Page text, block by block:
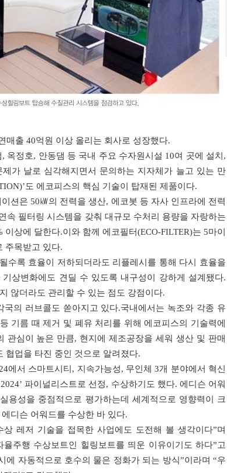
매출 40억원 이상 올리는 회사로 성장했다.
옥정호, 안동댐 등 국내 주요 수자원시설 10여 곳에 설치,
가 날로 심각해지면서 문의하는 지자체가 늘고 있는 만
도 에코피스의 핵심 기술이 탑재된 제품이다.
션은 50㎾의 전력을 생산, 에코봇 등 자사 인프라에 전력
속 필터링 시스템을 갖춰 대규모 수처리 용량을 자랑하는
상에 달한다.이와 함께 에코필터(ECO-FILTER)는 5마이
주목받고 있다.
수록 효율이 저하되더라도 리플레시를 통해 다시 효율을
상변화에도 견딜 수 있도록 내구성이 강하게 설계됐다.
않더라도 관리할 수 있는 점도 강점이다.
의 러브콜도 쏟아지고 있다.국내에서는 녹조와 각종 유
기름 때 제거 및 폐유 처리를 위해 에코피스의 기술력에
관심이 높은 만큼, 현지에 제조공장을 세워 생산 및 판매
협업을 타진 중인 것으로 알려졌다.
에서 스마트시티, 지속가능성, 무인체 3개 분야에서 혁신
파이널리스트로 선정, 수상하기도 했다. 에디슨 어워
용성을 중점적으로 평가하는데 세계적으로 영향력이 크
디슨 어워드를 수상한 바 있다.
레저 기술을 접목한 사업에도 도전해 볼 생각이다”며
주행 수상보트인 힐링보트를 띄운 이유이기도 하다”고
자동적으로 호수의 물은 정화가 되는 방식”이라며 “우